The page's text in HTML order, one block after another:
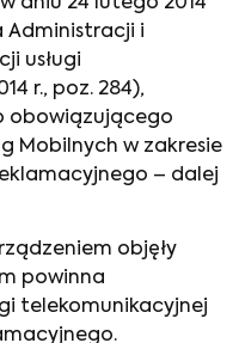
Administracji i
usługi
r., poz. 284),
obowiązującego
Mobilnych w zakresie
– dalej
objęły
powinna
telekomunikacyjnej